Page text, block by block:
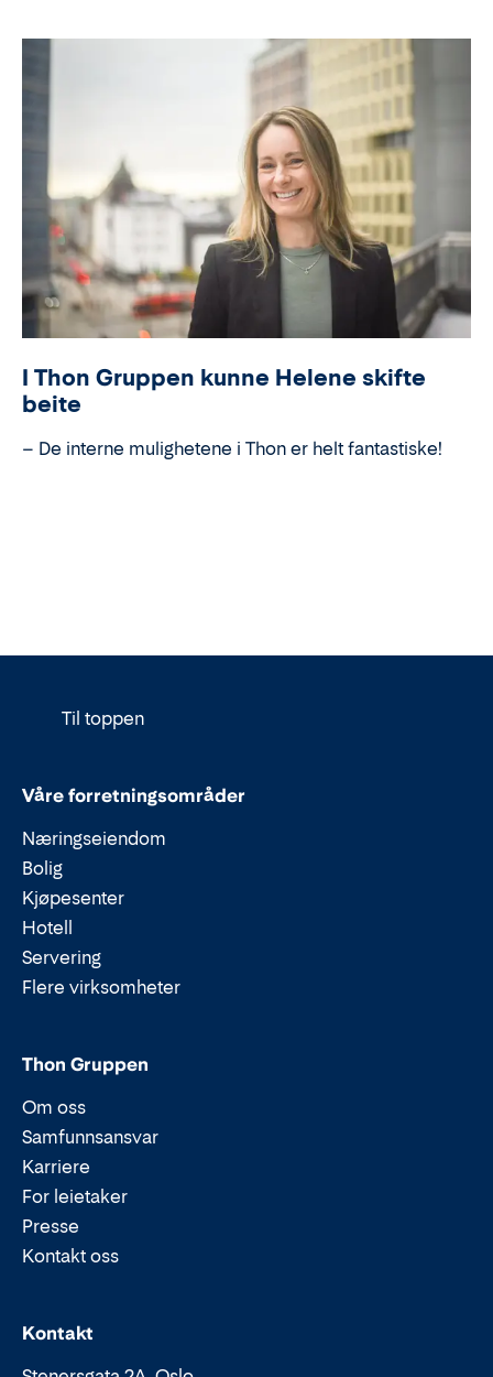
I Thon Gruppen kunne Helene skifte
beite
– De interne mulighetene i Thon er helt fantastiske!
Til toppen
Våre forretningsområder
Næringseiendom
Bolig
Kjøpesenter
Hotell
Servering
Flere virksomheter
Thon Gruppen
Om oss
Samfunnsansvar
Karriere
For leietaker
Presse
Kontakt oss
Kontakt
Epost:
Telefon: